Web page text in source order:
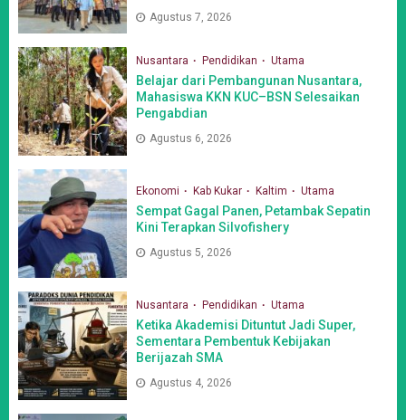
Agustus 7, 2026
Nusantara Pendidikan Utama
Belajar dari Pembangunan Nusantara,
Mahasiswa KKN KUC–BSN Selesaikan
Pengabdian
Agustus 6, 2026
Ekonomi Kab Kukar Kaltim Utama
Sempat Gagal Panen, Petambak Sepatin
Kini Terapkan Silvofishery
Agustus 5, 2026
Nusantara Pendidikan Utama
Ketika Akademisi Dituntut Jadi Super,
Sementara Pembentuk Kebijakan
Berijazah SMA
Agustus 4, 2026